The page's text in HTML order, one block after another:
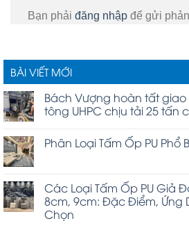
Bạn phải đăng nhập để gửi
BÀI VIẾT MỚI
Bách Vượng hoàn tất
tông UHPC chịu tải 25 tấn
Phân Loại Tấm Ốp PU
Các Loại Tấm Ốp PU Giả
8cm, 9cm: Đặc Điểm, Ứng
Chọn